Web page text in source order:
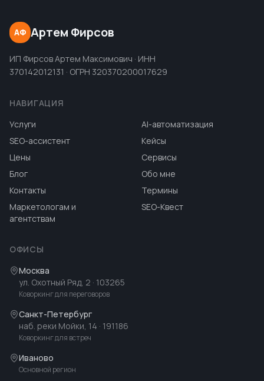
АФ Артем Фирсов
ИП Фирсов Артем Максимович · ИНН
370142012131 · ОГРН 320370200017629
НАВИГАЦИЯ
Услуги
AI-автоматизация
SEO-ассистент
Кейсы
Цены
Сервисы
Блог
Обо мне
Контакты
Термины
Маркетологам и
агентствам
SEO-Квест
ОФИСЫ
Москва
ул. Охотный Ряд, 2 · 103265
Коворкинг для переговоров
Санкт-Петербург
наб. реки Мойки, 14 · 191186
Коворкинг для встреч
Иваново
Основной регион